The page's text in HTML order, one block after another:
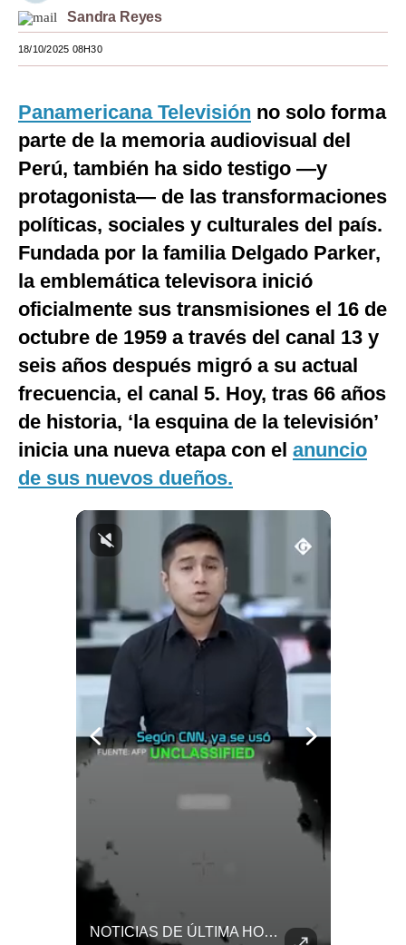
Internacional
Tecnología
Mix
G de Gestión
Notas Contratadas
Podcast
Videos
Fotogalerías
gestion.pe
¿quiénes
Condiciones
Frecuentes
Sandra Reyes
18/10/2025 08H30
Panamericana Televisión no solo forma
parte de la memoria audiovisual del
Perú, también ha sido testigo —y
protagonista— de las transformaciones
políticas, sociales y culturales del país.
Fundada por la familia Delgado Parker,
la emblemática televisora inició
oficialmente sus transmisiones el 16 de
octubre de 1959 a través del canal 13 y
seis años después migró a su actual
frecuencia, el canal 5. Hoy, tras 66 años
de historia, ‘la esquina de la televisión’
inicia una nueva etapa con el anuncio
de sus nuevos dueños.
NOTICIAS DE ÚLTIMA HORA: EE.UU. Se Queda Sin Misiles En Medio Oriente